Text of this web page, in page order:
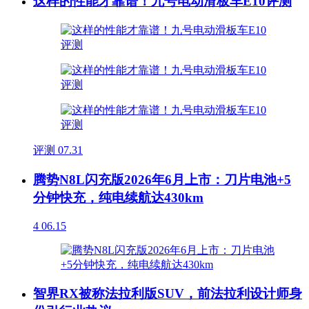
评测 07.31
腾势N8L闪充版2026年6月上市：刀片电池+5
分钟快充，纯电续航达430km
4 06.15
智界RX被称法拉利版SUV，前法拉利设计师身